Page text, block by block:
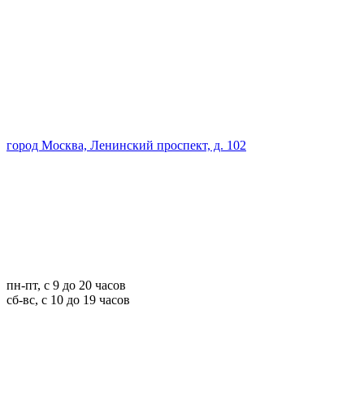
город Москва, Ленинский проспект, д. 102
пн-пт, с 9 до 20 часов
сб-вс, с 10 до 19 часов